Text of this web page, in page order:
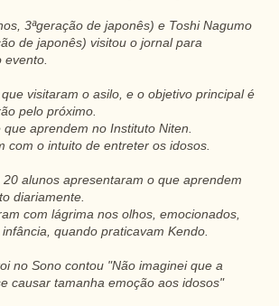
3ªgeração de japonês) e Toshi Nagumo
de japonês) visitou o jornal para
visitaram o asilo, e o objetivo principal é
pelo próximo.
aprendem no Instituto Niten.
com o intuito de entreter os idosos.
alunos apresentaram o que aprendem
diariamente.
com lágrima nos olhos, emocionados,
quando praticavam Kendo.
no Sono contou "Não imaginei que a
causar tamanha emoção aos idosos"